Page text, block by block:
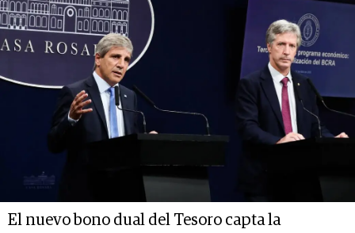
El nuevo bono dual del Tesoro capta la